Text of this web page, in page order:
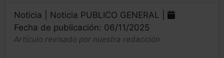
Noticia | Noticia PUBLICO GENERAL |
Fecha de publicación: 06/11/2025
Artículo revisado por nuestra redacción